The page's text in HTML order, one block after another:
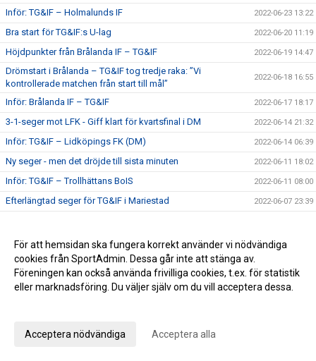
Inför: TG&IF – Holmalunds IF 2022-06-23 13:22
Bra start för TG&IF:s U-lag 2022-06-20 11:19
Höjdpunkter från Brålanda IF – TG&IF 2022-06-19 14:47
Drömstart i Brålanda – TG&IF tog tredje raka: ”Vi
kontrollerade matchen från start till mål”
2022-06-18 16:55
Inför: Brålanda IF – TG&IF 2022-06-17 18:17
3-1-seger mot LFK - Giff klart för kvartsfinal i DM 2022-06-14 21:32
Inför: TG&IF – Lidköpings FK (DM) 2022-06-14 06:39
Ny seger - men det dröjde till sista minuten 2022-06-11 18:02
Inför: TG&IF – Trollhättans BoIS 2022-06-11 08:00
Efterlängtad seger för TG&IF i Mariestad 2022-06-07 23:39
Inför: IFK Mariestad – TG&IF 2022-06-07 15:40
Förbud 2022-06-07 11:06
Camp Ulvesborg sista anmälan IDAG 7 juni
anmäla!
För att hemsidan ska fungera korrekt använder vi nödvändiga
cookies från SportAdmin. Dessa går inte att stänga av.
Föreningen kan också använda frivilliga cookies, t.ex. för statistik
eller marknadsföring. Du väljer själv om du vill acceptera dessa.
Acceptera nödvändiga Acceptera alla